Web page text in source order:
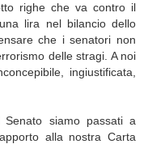
righe che va contro il
lira nel bilancio dello
che i senatori non
delle stragi. A noi
ingiustificata,
Senato siamo passati a
alla nostra Carta